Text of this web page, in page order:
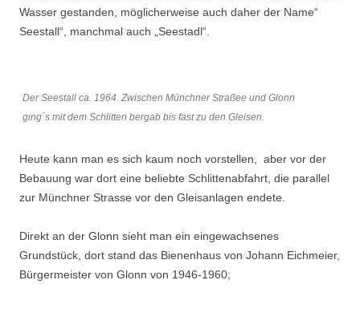
Wasser gestanden, möglicherweise auch daher der Name“
Seestall“, manchmal auch „Seestadl“.
Der Seestall ca. 1964. Zwischen Münchner Straßee und Glonn
ging´s mit dem Schlitten bergab bis fast zu den Gleisen.
Heute kann man es sich kaum noch vorstellen, aber vor der
Bebauung war dort eine beliebte Schlittenabfahrt, die parallel
zur Münchner Strasse vor den Gleisanlagen endete.
Direkt an der Glonn sieht man ein eingewachsenes
Grundstück, dort stand das Bienenhaus von Johann Eichmeier,
Bürgermeister von Glonn von 1946-1960;